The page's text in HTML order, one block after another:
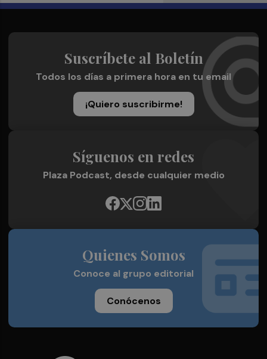
Suscríbete al Boletín
Todos los días a primera hora en tu email
¡Quiero suscribirme!
Síguenos en redes
Plaza Podcast, desde cualquier medio
Quienes Somos
Conoce al grupo editorial
Conócenos